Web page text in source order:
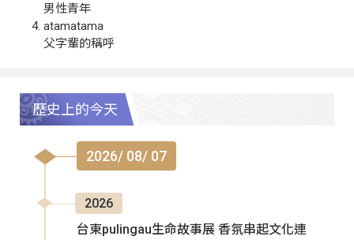
男性青年
atamatama
父字輩的稱呼
歷史上的今天
2026/ 08/ 07
2026
台東pulingau生命故事展 香氛串起文化連